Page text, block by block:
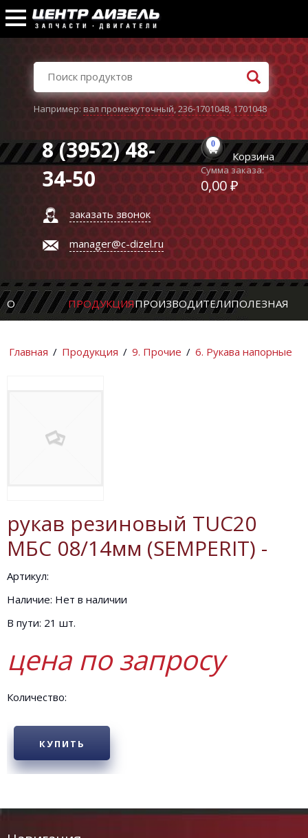
Например:вал промежуточный,236-1701048,1701048
8 (3952) 48-
34-50
заказать звонок
manager@c-dizel.ru
0
Корзина
Сумма заказа:
0,00 ₽
О ПРОДУКЦИЯПРОИЗВОДИТЕЛИПОЛЕЗНАЯ
Главная / Продукция / 9. Прочие / 6. Рукава напорные
рукав резиновый TUС20
МБС 08/14мм (SEMPERIT) -
Артикул:
Наличие: Нет в наличии
В пути: 21 шт.
цена по запросу
Количество:
КУПИТЬ